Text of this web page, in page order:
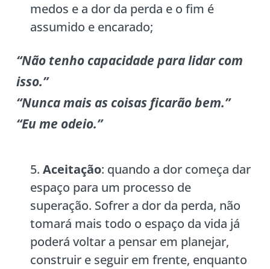
medos e a dor da perda e o fim é
assumido e encarado;
“Não tenho capacidade para lidar com
isso.”
“Nunca mais as coisas ficarão bem.”
“Eu me odeio.”
Aceitação: quando a dor começa dar
espaço para um processo de
superação. Sofrer a dor da perda, não
tomará mais todo o espaço da vida já
poderá voltar a pensar em planejar,
construir e seguir em frente, enquanto